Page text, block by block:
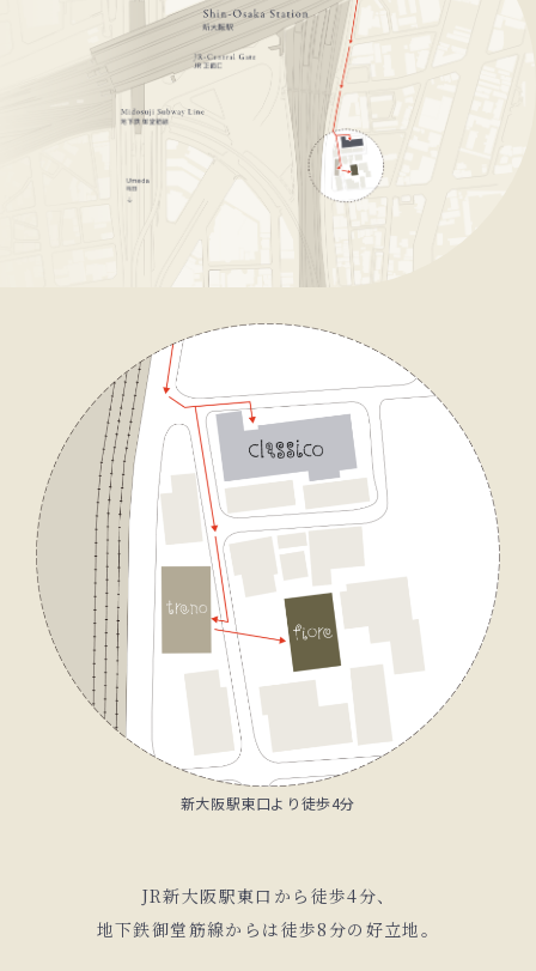
新大阪駅東口より徒歩4分
JR新大阪駅東口から徒歩4分、
地下鉄御堂筋線からは徒歩8分の好立地。